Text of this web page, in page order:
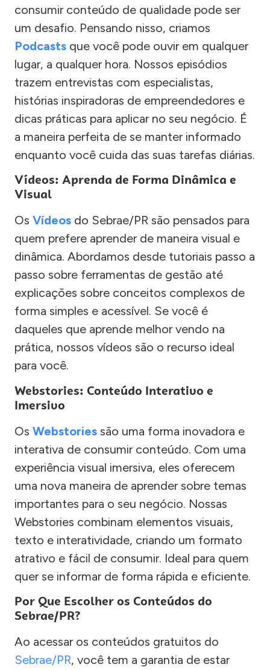
consumir conteúdo de qualidade pode ser
um desafio. Pensando nisso, criamos
Podcasts que você pode ouvir em qualquer
lugar, a qualquer hora. Nossos episódios
trazem entrevistas com especialistas,
histórias inspiradoras de empreendedores e
dicas práticas para aplicar no seu negócio. É
a maneira perfeita de se manter informado
enquanto você cuida das suas tarefas diárias.
Vídeos: Aprenda de Forma Dinâmica e
Visual
Os Vídeos do Sebrae/PR são pensados para
quem prefere aprender de maneira visual e
dinâmica. Abordamos desde tutoriais passo a
passo sobre ferramentas de gestão até
explicações sobre conceitos complexos de
forma simples e acessível. Se você é
daqueles que aprende melhor vendo na
prática, nossos vídeos são o recurso ideal
para você.
Webstories: Conteúdo Interativo e
Imersivo
Os Webstories são uma forma inovadora e
interativa de consumir conteúdo. Com uma
experiência visual imersiva, eles oferecem
uma nova maneira de aprender sobre temas
importantes para o seu negócio. Nossas
Webstories combinam elementos visuais,
texto e interatividade, criando um formato
atrativo e fácil de consumir. Ideal para quem
quer se informar de forma rápida e eficiente.
Por Que Escolher os Conteúdos do
Sebrae/PR?
Ao acessar os conteúdos gratuitos do
Sebrae/PR, você tem a garantia de estar